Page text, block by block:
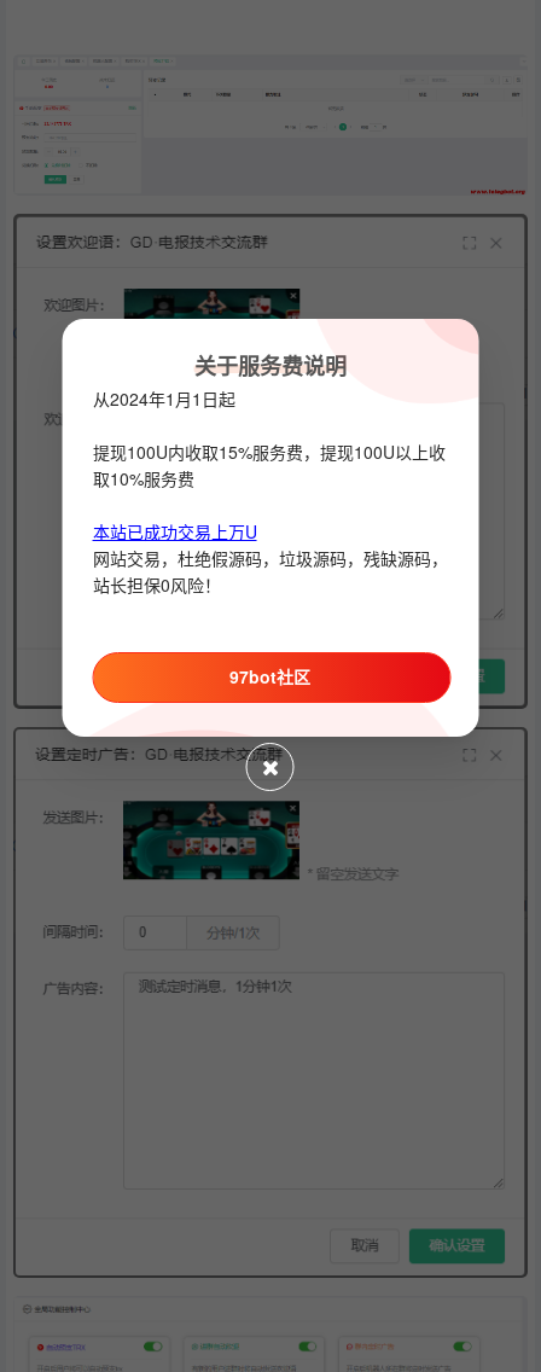
关于服务费说明
从2024年1月1日起
提现100U内收取15%服务费，提现100U以上收
取10%服务费
本站已成功交易上万U
网站交易，杜绝假源码，垃圾源码，残缺源码，
站长担保0风险！
97bot社区